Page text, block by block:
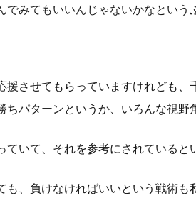
みてもいいんじゃないかなという
させてもらっていますけれども、
ちパターンというか、いろんな視野
ていて、それを参考にされている
も、負けなければいいという戦術